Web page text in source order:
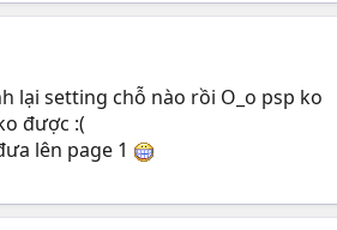
lại setting chỗ nào rồi O_o psp ko
được :(
lên page 1